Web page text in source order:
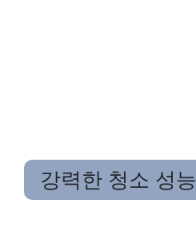
강력한 청소 성능